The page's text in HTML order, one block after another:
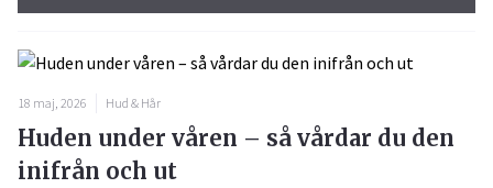
18 maj, 2026 Hud & Hår
Huden under våren – så vårdar du den
inifrån och ut